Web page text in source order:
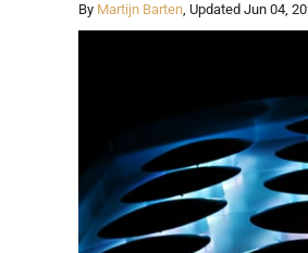
By Martijn Barten, Updated Jun 04,